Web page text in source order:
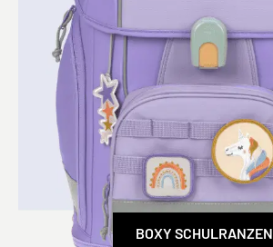
BOXY SCHULRANZEN